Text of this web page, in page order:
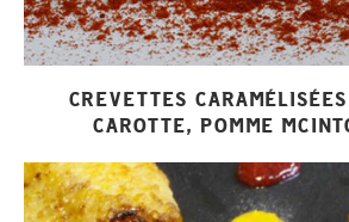
CREVETTES
CAROTTE, POMME